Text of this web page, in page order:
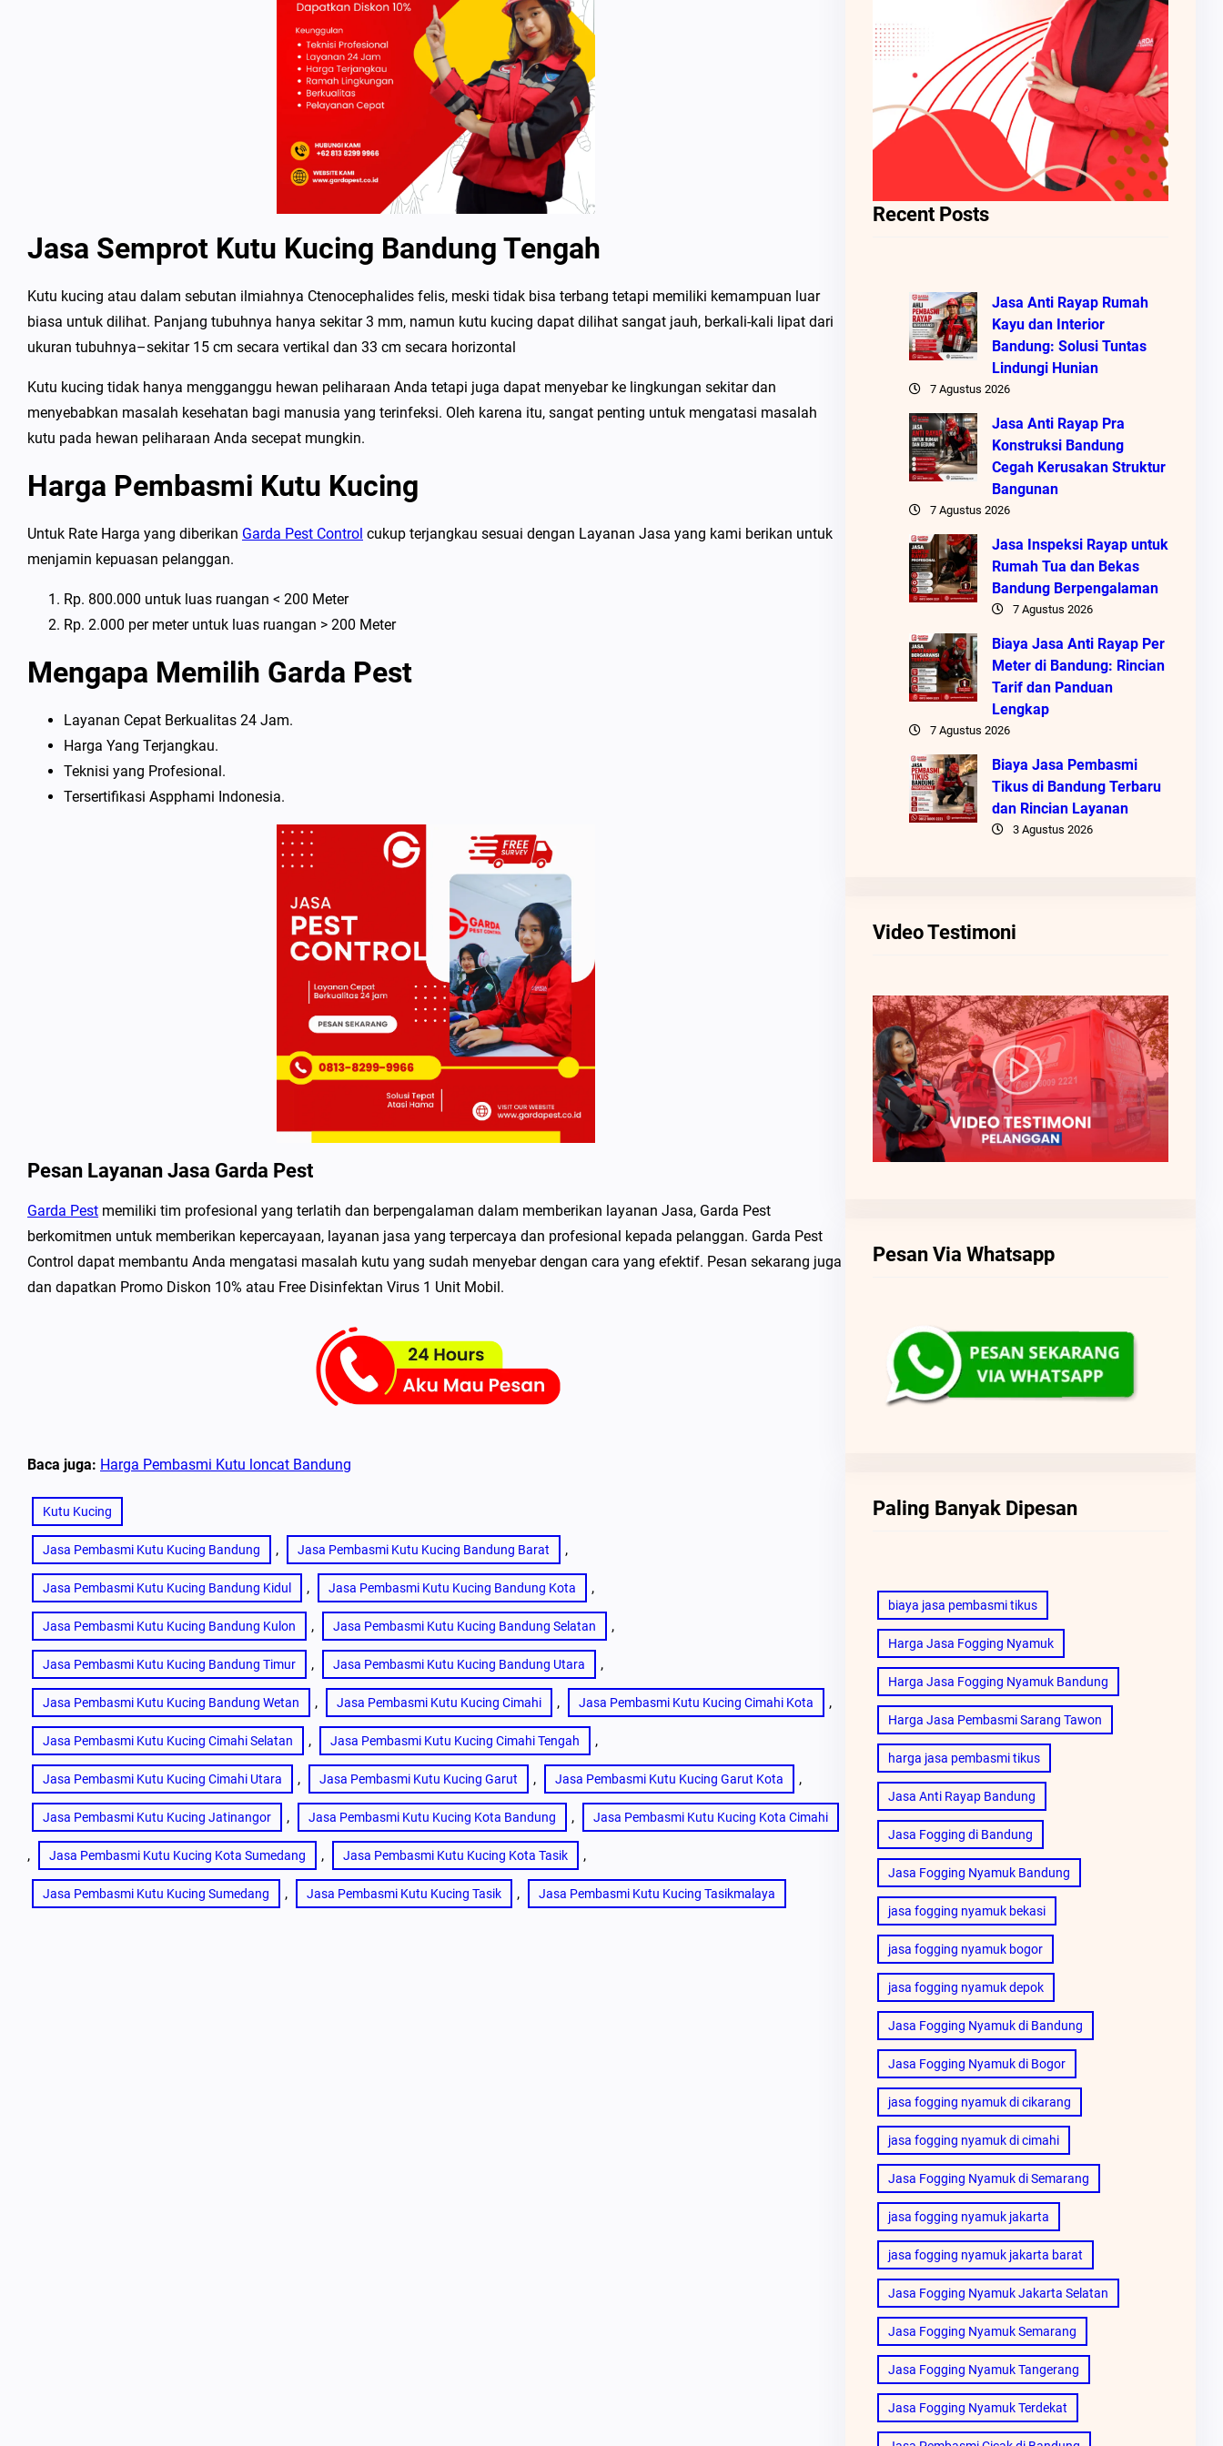
Jasa Semprot Kutu Kucing Bandung Tengah
Kutu kucing atau dalam sebutan ilmiahnya Ctenocephalides felis, meski tidak bisa terbang tetapi memiliki kemampuan luar
biasa untuk dilihat. Panjang tubuhnya hanya sekitar 3 mm, namun kutu kucing dapat dilihat sangat jauh, berkali-kali lipat dari
ukuran tubuhnya–sekitar 15 cm secara vertikal dan 33 cm secara horizontal
Kutu kucing tidak hanya mengganggu hewan peliharaan Anda tetapi juga dapat menyebar ke lingkungan sekitar dan
menyebabkan masalah kesehatan bagi manusia yang terinfeksi. Oleh karena itu, sangat penting untuk mengatasi masalah
kutu pada hewan peliharaan Anda secepat mungkin.
Harga Pembasmi Kutu Kucing
Untuk Rate Harga yang diberikan Garda Pest Control cukup terjangkau sesuai dengan Layanan Jasa yang kami berikan untuk
menjamin kepuasan pelanggan.
Rp. 800.000 untuk luas ruangan < 200 Meter
Rp. 2.000 per meter untuk luas ruangan > 200 Meter
Mengapa Memilih Garda Pest
Layanan Cepat Berkualitas 24 Jam.
Harga Yang Terjangkau.
Teknisi yang Profesional.
Tersertifikasi Aspphami Indonesia.
Pesan Layanan Jasa Garda Pest
Garda Pest memiliki tim profesional yang terlatih dan berpengalaman dalam memberikan layanan Jasa, Garda Pest
berkomitmen untuk memberikan kepercayaan, layanan jasa yang terpercaya dan profesional kepada pelanggan. Garda Pest
Control dapat membantu Anda mengatasi masalah kutu yang sudah menyebar dengan cara yang efektif. Pesan sekarang juga
dan dapatkan Promo Diskon 10% atau Free Disinfektan Virus 1 Unit Mobil.
Baca juga: Harga Pembasmi Kutu loncat Bandung
Kutu Kucing
Jasa Pembasmi Kutu Kucing Bandung , Jasa Pembasmi Kutu Kucing Bandung Barat ,
Jasa Pembasmi Kutu Kucing Bandung Kidul , Jasa Pembasmi Kutu Kucing Bandung Kota ,
Jasa Pembasmi Kutu Kucing Bandung Kulon , Jasa Pembasmi Kutu Kucing Bandung Selatan ,
Jasa Pembasmi Kutu Kucing Bandung Timur , Jasa Pembasmi Kutu Kucing Bandung Utara ,
Jasa Pembasmi Kutu Kucing Bandung Wetan , Jasa Pembasmi Kutu Kucing Cimahi , Jasa Pembasmi Kutu Kucing Cimahi Kota ,
Jasa Pembasmi Kutu Kucing Cimahi Selatan , Jasa Pembasmi Kutu Kucing Cimahi Tengah ,
Jasa Pembasmi Kutu Kucing Cimahi Utara , Jasa Pembasmi Kutu Kucing Garut , Jasa Pembasmi Kutu Kucing Garut Kota ,
Jasa Pembasmi Kutu Kucing Jatinangor , Jasa Pembasmi Kutu Kucing Kota Bandung , Jasa Pembasmi Kutu Kucing Kota Cimahi
, Jasa Pembasmi Kutu Kucing Kota Sumedang , Jasa Pembasmi Kutu Kucing Kota Tasik ,
Jasa Pembasmi Kutu Kucing Sumedang , Jasa Pembasmi Kutu Kucing Tasik , Jasa Pembasmi Kutu Kucing Tasikmalaya
Recent Posts
Jasa Anti Rayap Rumah
Kayu dan Interior
Bandung: Solusi Tuntas
Lindungi Hunian
7 Agustus 2026
Jasa Anti Rayap Pra
Konstruksi Bandung
Cegah Kerusakan Struktur
Bangunan
7 Agustus 2026
Jasa Inspeksi Rayap untuk
Rumah Tua dan Bekas
Bandung Berpengalaman
7 Agustus 2026
Biaya Jasa Anti Rayap Per
Meter di Bandung: Rincian
Tarif dan Panduan
Lengkap
7 Agustus 2026
Biaya Jasa Pembasmi
Tikus di Bandung Terbaru
dan Rincian Layanan
3 Agustus 2026
Video Testimoni
Pesan Via Whatsapp
Paling Banyak Dipesan
biaya jasa pembasmi tikus
Harga Jasa Fogging Nyamuk
Harga Jasa Fogging Nyamuk Bandung
Harga Jasa Pembasmi Sarang Tawon
harga jasa pembasmi tikus
Jasa Anti Rayap Bandung
Jasa Fogging di Bandung
Jasa Fogging Nyamuk Bandung
jasa fogging nyamuk bekasi
jasa fogging nyamuk bogor
jasa fogging nyamuk depok
Jasa Fogging Nyamuk di Bandung
Jasa Fogging Nyamuk di Bogor
jasa fogging nyamuk di cikarang
jasa fogging nyamuk di cimahi
Jasa Fogging Nyamuk di Semarang
jasa fogging nyamuk jakarta
jasa fogging nyamuk jakarta barat
Jasa Fogging Nyamuk Jakarta Selatan
Jasa Fogging Nyamuk Semarang
Jasa Fogging Nyamuk Tangerang
Jasa Fogging Nyamuk Terdekat